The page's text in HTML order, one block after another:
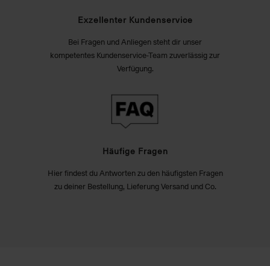
Exzellenter Kundenservice
Bei Fragen und Anliegen steht dir unser
kompetentes Kundenservice-Team zuverlässig zur
Verfügung.
Häufige Fragen
Hier findest du Antworten zu den häufigsten Fragen
zu deiner Bestellung, Lieferung Versand und Co.